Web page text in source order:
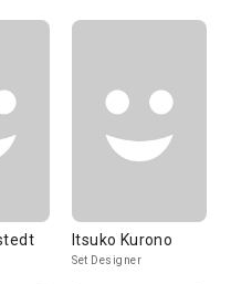
Itsuko Kurono
Set Designer